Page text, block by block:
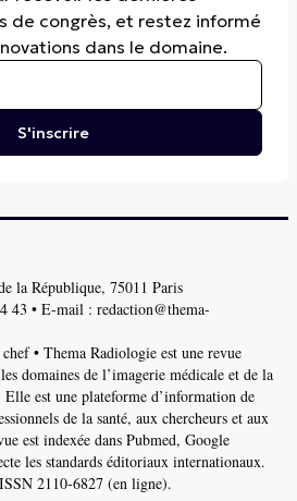
de congrès, et restez informé
dans le domaine.
S'inscrire
la République, 75011 Paris
43 • E-mail : redaction@thema-
• Thema Radiologie est une revue
domaines de l’imagerie médicale et de la
est une plateforme d’information de
de la santé, aux chercheurs et aux
est indexée dans Pubmed, Google
les standards éditoriaux internationaux.
2110-6827 (en ligne).